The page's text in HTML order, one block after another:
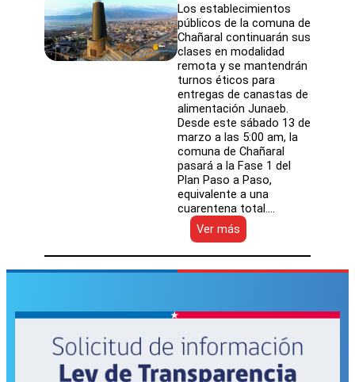
Los establecimientos
públicos de la comuna de
Chañaral continuarán sus
clases en modalidad
remota y se mantendrán
turnos éticos para
entregas de canastas de
alimentación Junaeb.
Desde este sábado 13 de
marzo a las 5:00 am, la
comuna de Chañaral
pasará a la Fase 1 del
Plan Paso a Paso,
equivalente a una
cuarentena total.…
Ver más
SLEP
Atacama
informa
establecimientos
Chañaral
durante
Fase